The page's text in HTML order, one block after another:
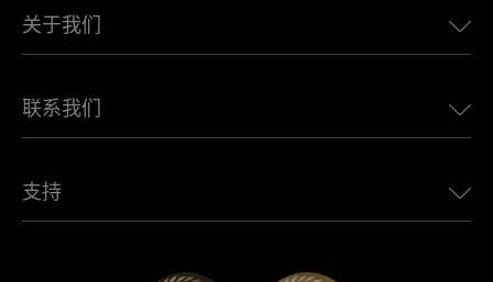
加拿大eSIM
非洲最佳eSIM
查看所有目的地
适用于 LandRover 的 Ubigi
适用于 Jeep 的 Ubigi
适用于 Mini 的 Ubigi
适用于 Maserati 的 Ubigi
关于我们
Ubigi在媒体上
Ubigi应用程序
联系我们
联盟计划
支持